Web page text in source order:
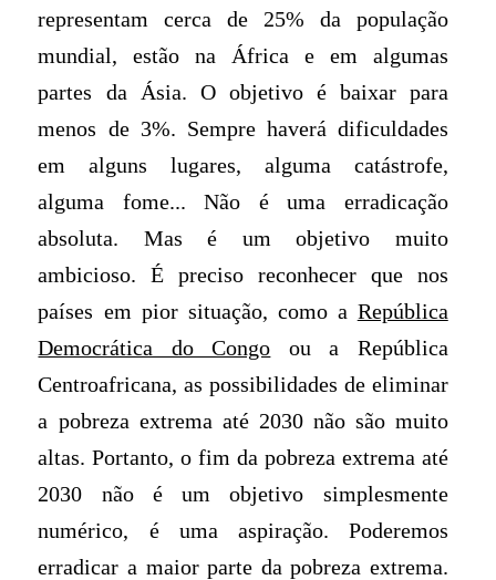
representam cerca de 25% da população
mundial, estão na África e em algumas
partes da Ásia. O objetivo é baixar para
menos de 3%. Sempre haverá dificuldades
em alguns lugares, alguma catástrofe,
alguma fome... Não é uma erradicação
absoluta. Mas é um objetivo muito
ambicioso. É preciso reconhecer que nos
países em pior situação, como a República
Democrática do Congo ou a República
Centroafricana, as possibilidades de eliminar
a pobreza extrema até 2030 não são muito
altas. Portanto, o fim da pobreza extrema até
2030 não é um objetivo simplesmente
numérico, é uma aspiração. Poderemos
erradicar a maior parte da pobreza extrema.